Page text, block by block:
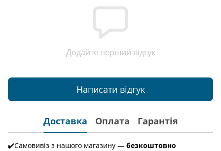
Додайте перший відгук
Написати відгук
Доставка Оплата Гарантія
✔️Самовивіз з нашого магазину — безкоштовно